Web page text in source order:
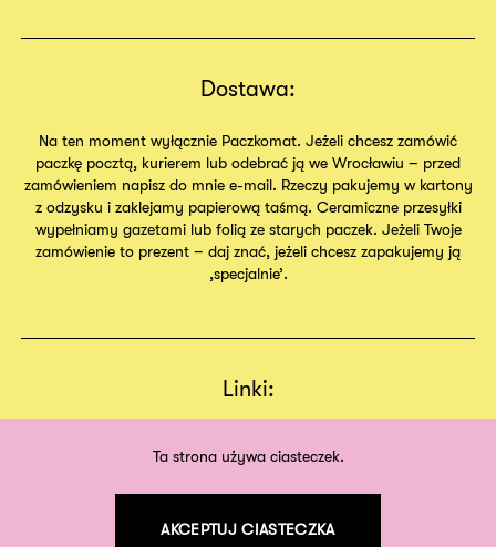
Dostawa:
Na ten moment wyłącznie Paczkomat. Jeżeli chcesz zamówić
paczkę pocztą, kurierem lub odebrać ją we Wrocławiu – przed
zamówieniem napisz do mnie e-mail. Rzeczy pakujemy w kartony
z odzysku i zaklejamy papierową taśmą. Ceramiczne przesyłki
wypełniamy gazetami lub folią ze starych paczek. Jeżeli Twoje
zamówienie to prezent – daj znać, jeżeli chcesz zapakujemy ją
,specjalnie’.
Linki:
Ta strona używa ciasteczek.
AKCEPTUJ CIASTECZKA